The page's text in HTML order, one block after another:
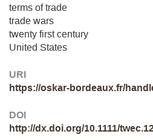
terms of trade
trade wars
twenty first century
United States
URI
https://oskar-bordeaux.fr/
DOI
http://dx.doi.org/10.1111/